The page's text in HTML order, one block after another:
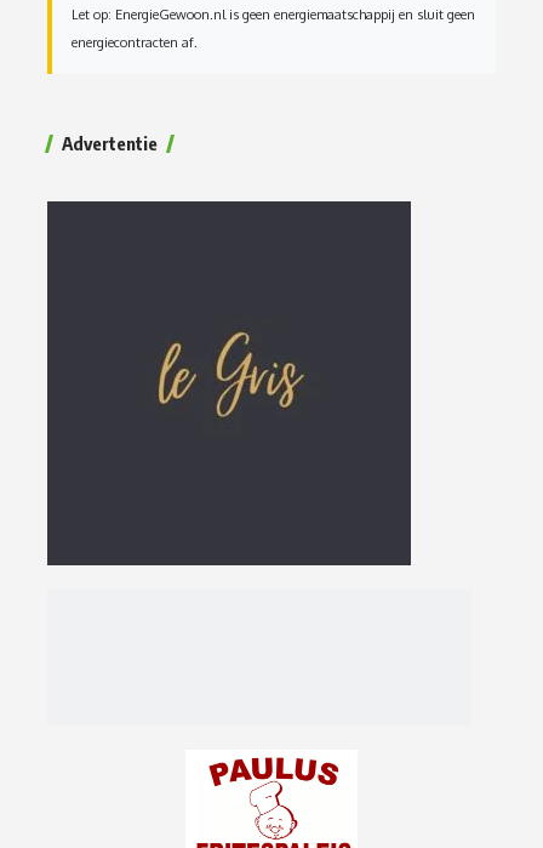
Let op: EnergieGewoon.nl is geen energiemaatschappij en sluit geen
energiecontracten af.
Advertentie